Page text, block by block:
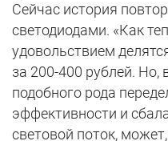
Сейчас история
светодиодами. «Как
удовольствием
за 200-400 рублей.
подобного рода
эффективности и
световой поток,